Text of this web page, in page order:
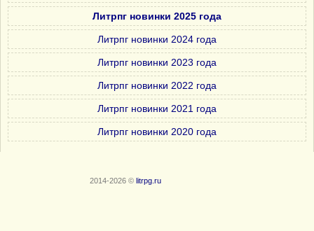
Литрпг новинки 2025 года
Литрпг новинки 2024 года
Литрпг новинки 2023 года
Литрпг новинки 2022 года
Литрпг новинки 2021 года
Литрпг новинки 2020 года
2014-2026 © litrpg.ru